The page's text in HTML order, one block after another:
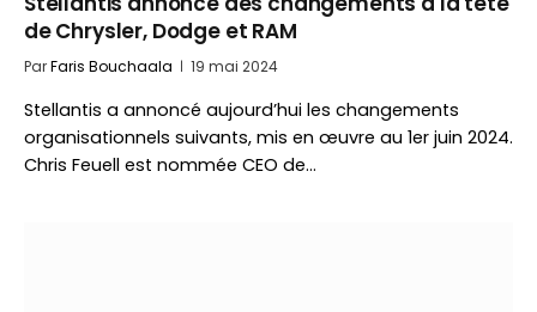
de Chrysler, Dodge et RAM
ParFaris Bouchaala 19 mai 2024
Stellantis a annoncé aujourd’hui les changements
organisationnels suivants, mis en œuvre au 1er juin 2024.
Chris Feuell est nommée CEO de…